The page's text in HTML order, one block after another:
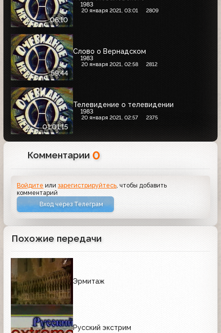
06:10
1983
20 января 2021, 03:01 2809
59:44
Слово о Вернадском
1983
20 января 2021, 02:58 2812
01:01:15
Телевидение о телевидении
1983
20 января 2021, 02:57 2375
Комментарии 0
Войдите илизарегистрируйтесь, чтобы добавить
комментарий
Вход через Телеграм
Похожие передачи
Эрмитаж
Русский экстрим